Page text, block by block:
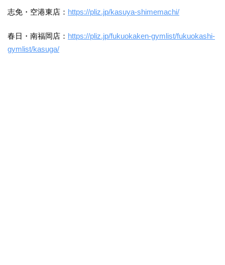
志免・空港東店： https://pliz.jp/kasuya-shimemachi/
春日・南福岡店： https://pliz.jp/fukuokaken-gymlist/fukuokashi-
gymlist/kasuga/